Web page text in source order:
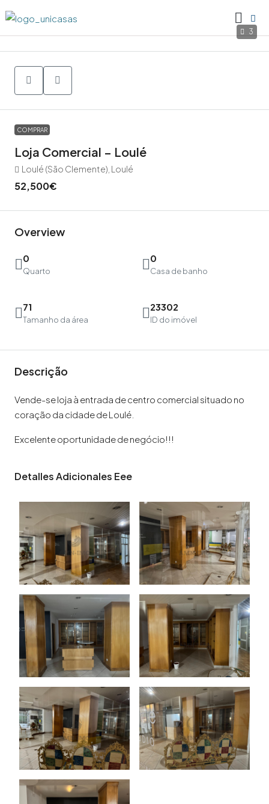
3
COMPRAR
Loja Comercial – Loulé
Loulé (São Clemente), Loulé
52,500€
Overview
0
Quarto
0
Casa de banho
71
Tamanho da área
23302
ID do imóvel
Descrição
Vende-se loja à entrada de centro comercial situado no
coração da cidade de Loulé.
Excelente oportunidade de negócio!!!
Detalles Adicionales Eee